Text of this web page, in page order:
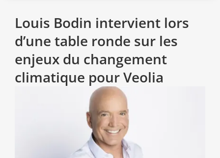
Louis Bodin intervient lors
d’une table ronde sur les
enjeux du changement
climatique pour Veolia